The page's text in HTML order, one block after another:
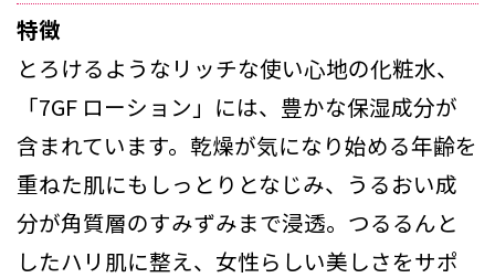
特徴
とろけるようなリッチな使い心地の化粧水、
「7GF ローション」には、豊かな保湿成分が
含まれています。乾燥が気になり始める年齢を
重ねた肌にもしっとりとなじみ、うるおい成
分が角質層のすみずみまで浸透。つるるんと
したハリ肌に整え、女性らしい美しさをサポ